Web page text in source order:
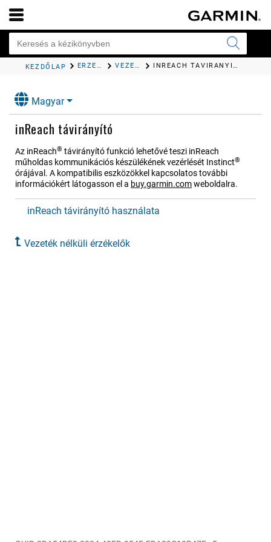
KEZDŐLAP ÉRZÉKELŐK ÉS TARTOZÉKOK VEZETÉK NÉLKÜLI ÉRZÉKELŐK INREACH TÁVIRÁNYÍTÓ
Magyar
inReach távirányító
Az inReach® távirányító funkció lehetővé teszi inReach
műholdas kommunikációs készülékének vezérlését Instinct®
órájával. A kompatibilis eszközökkel kapcsolatos további
információkért látogasson el a buy.garmin.comweboldalra.
inReach távirányító használata
Vezeték nélküli érzékelők